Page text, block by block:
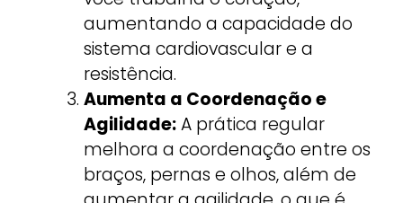
aumentando a capacidade do
sistema cardiovascular e a
resistência.
Aumenta a Coordenação e
Agilidade:A prática regular
melhora a coordenação entre os
braços, pernas e olhos, além de